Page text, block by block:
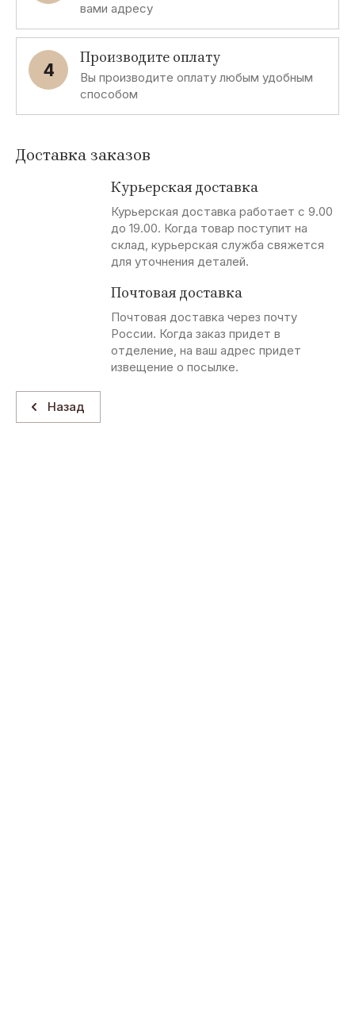
вами адресу
4
Производите оплату
Вы производите оплату любым удобным
способом
Доставка заказов
Курьерская доставка
Курьерская доставка работает с 9.00
до 19.00. Когда товар поступит на
склад, курьерская служба свяжется
для уточнения деталей.
Почтовая доставка
Почтовая доставка через почту
России. Когда заказ придет в
отделение, на ваш адрес придет
извещение о посылке.
Назад